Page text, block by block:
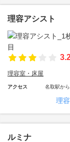
理容アシスト
理容室・床屋
アクセス 名取駅か
理
ルミナ